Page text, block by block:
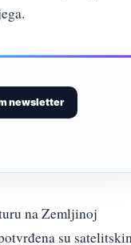
newsletter
na Zemljinoj
su